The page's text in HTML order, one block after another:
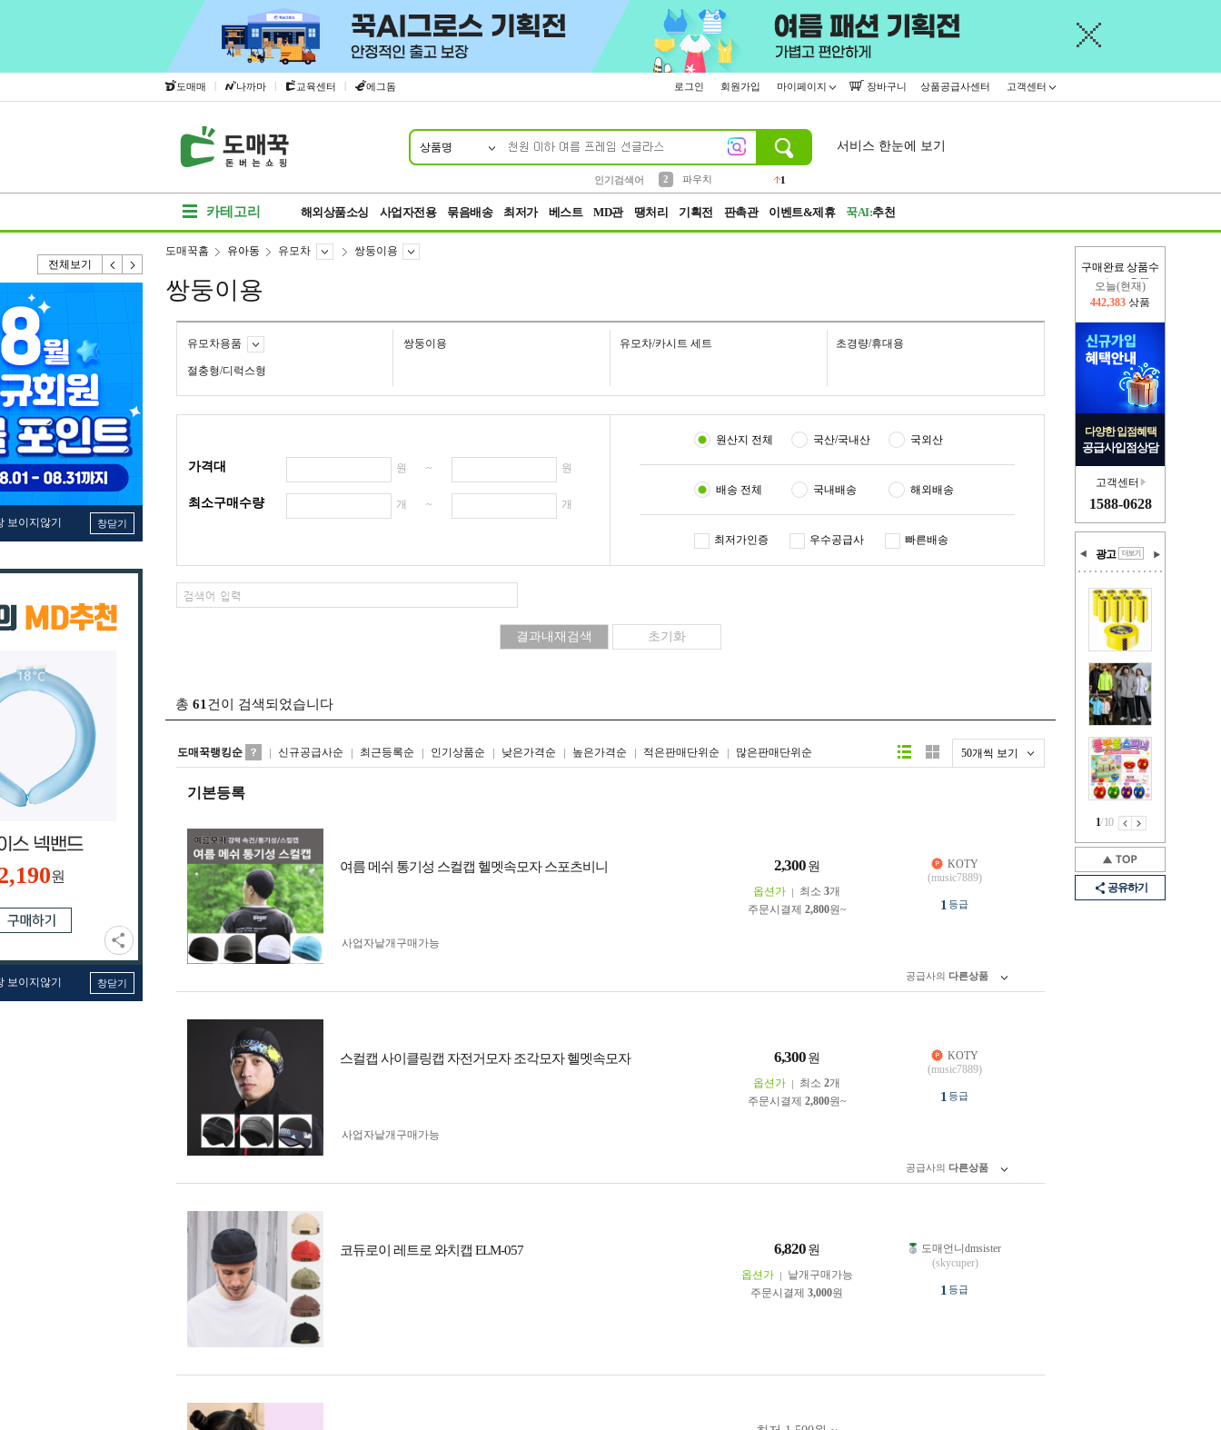
도매매 | 나까마 | 교육센터 | 에그돔 로그인 회원가입 마이페이지 장바구니 상품공급사센터 고객센터
상품명
인기검색어
2
파우치
1
서비스 한눈에 보기
카테고리 해외상품소싱 사업자전용 묶음배송 최저가 베스트 MD관 땡처리 기획전 판촉관 이벤트&제휴 꾹AI:추천
전체보기
보이지않기 창닫기
원
보이지않기 창닫기
구매완료 상품수
오늘(현재)
442,383 상품
다양한 입점혜택
공급사입점상담
고객센터
1588-0628
광고
1/10
공유하기
도매꾹홈 유아동 유모차 쌍둥이용
쌍둥이용
유모차용품 쌍둥이용 유모차/카시트 세트 초경량/휴대용
절충형/디럭스형
가격대 원 ~ 원
최소구매수량 개 ~ 개
원산지 전체 국산/국내산 국외산
배송 전체 국내배송 해외배송
최저가인증 우수공급사 빠른배송
총 61 건이 검색되었습니다
도매꾹랭킹순 신규공급사순 최근등록순 인기상품순 낮은가격순 높은가격순 적은판매단위순 많은판매단위순 50개씩 보기
리스트형갤러리형
기본등록
여름 메쉬 통기성 스컬캡 헬멧속모자 스포츠비니 2,300 원
옵션가 최소 3개
주문시결제 2,800원~
사업자 낱개구매가능
KOTY
(music7889)
1 등급
공급사의 다른상품
스컬캡 사이클링캡 자전거모자 조각모자 헬멧속모자 6,300 원
옵션가 최소 2개
주문시결제 2,800원~
사업자 낱개구매가능
KOTY
(music7889)
1 등급
공급사의 다른상품
코듀로이 레트로 와치캡 ELM-057 6,820 원
옵션가
낱개구매가능
주문시결제 3,000원
도매언니dmsister
(skycuper)
1 등급